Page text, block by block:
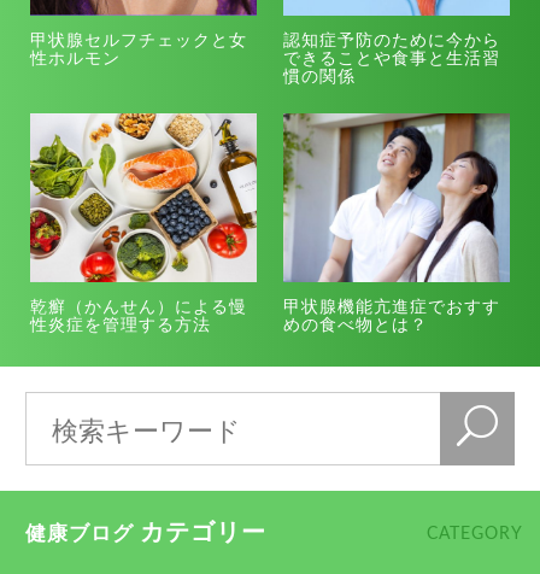
甲状腺セルフチェックと女
性ホルモン
認知症予防のために今から
できることや食事と生活習
慣の関係
乾癬（かんせん）による慢
性炎症を管理する方法
甲状腺機能亢進症でおすす
めの食べ物とは？
健康ブログ カテゴリー CATEGORY